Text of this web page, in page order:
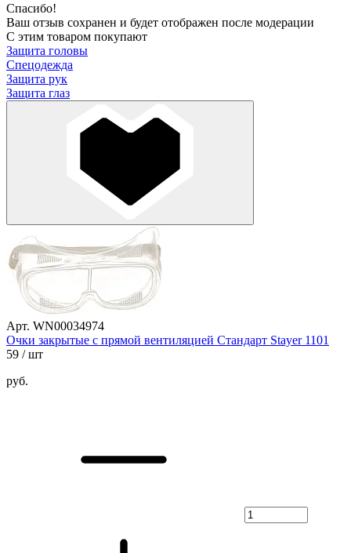
Спасибо!
Ваш отзыв сохранен и будет отображен после модерации
С этим товаром покупают
Защита головы
Спецодежда
Защита рук
Защита глаз
Арт. WN00034974
Очки закрытые с прямой вентиляцией Стандарт Stayer 1101
59 / шт
руб.